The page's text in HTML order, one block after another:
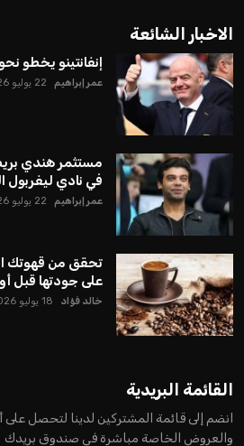
الاخبار الشائعة
إنفانتينو يخطو
عمر إبراهيم 22 يوليو 2026
مستثمر هندي
في نادي ليفربول
عمر إبراهيم 22 يوليو 2026
على جودتها قبل
خالد فؤاد 18 يوليو 2026
القائمة البريدية
انضم إلى قائمة المشتركين لدينا لتحصل على
والعروض الخاصة مباشرة في صندوق بريدك